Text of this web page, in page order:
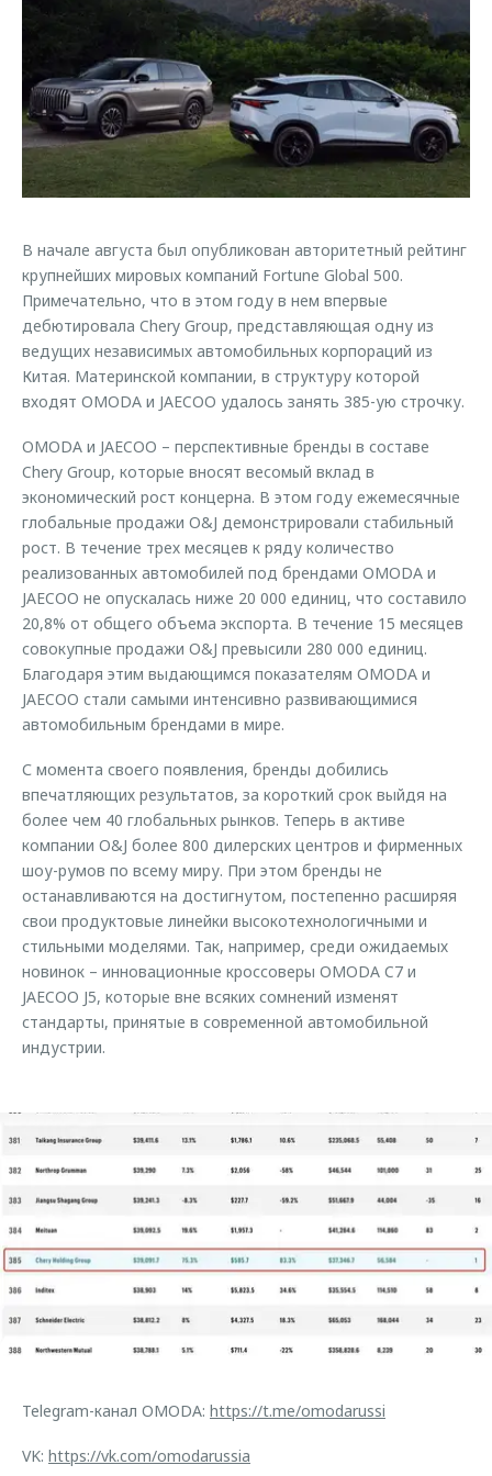
Страхование
Кредитный калькулятор
Аксессуары
Одежда и сувениры
Оригинальные аксессуары
Запчасти
Трейд-ин
Калькулятор трейд-ин
Руководства по эксплуатации
Клиентская поддержка
O&J Автоклуб
Клуб владельцев OMODA
Приложение O&J
Одежда и сувениры
Оригинальные аксессуары
Запчасти
Обратная связь
В начале августа был опубликован авторитетный рейтинг
крупнейших мировых компаний Fortune Global 500.
Примечательно, что в этом году в нем впервые
дебютировала Chery Group, представляющая одну из
ведущих независимых автомобильных корпораций из
Китая. Материнской компании, в структуру которой
входят OMODA и JAECOO удалось занять 385-ую строчку.
OMODA и JAECOO – перспективные бренды в составе
Chery Group, которые вносят весомый вклад в
экономический рост концерна. В этом году ежемесячные
глобальные продажи O&J демонстрировали стабильный
рост. В течение трех месяцев к ряду количество
реализованных автомобилей под брендами OMODA и
JAECOO не опускалась ниже 20 000 единиц, что составило
20,8% от общего объема экспорта. В течение 15 месяцев
совокупные продажи O&J превысили 280 000 единиц.
Благодаря этим выдающимся показателям OMODA и
JAECOO стали самыми интенсивно развивающимися
автомобильным брендами в мире.
С момента своего появления, бренды добились
впечатляющих результатов, за короткий срок выйдя на
более чем 40 глобальных рынков. Теперь в активе
компании O&J более 800 дилерских центров и фирменных
шоу-румов по всему миру. При этом бренды не
останавливаются на достигнутом, постепенно расширяя
свои продуктовые линейки высокотехнологичными и
стильными моделями. Так, например, среди ожидаемых
новинок – инновационные кроссоверы OMODA C7 и
JAECOO J5, которые вне всяких сомнений изменят
стандарты, принятые в современной автомобильной
индустрии.
Telegram-канал OMODA: https://t.me/omodarussi
VK: https://vk.com/omodarussia